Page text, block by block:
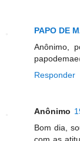
PAPO DE
Anônimo,
Responder
Anônimo
Bom dia,